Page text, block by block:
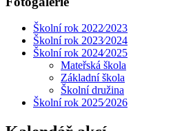
Školní rok 2022⁄2023
Školní rok 2023⁄2024
Školní rok 2024⁄2025
Mateřská škola
Základní škola
Školní družina
Školní rok 2025⁄2026